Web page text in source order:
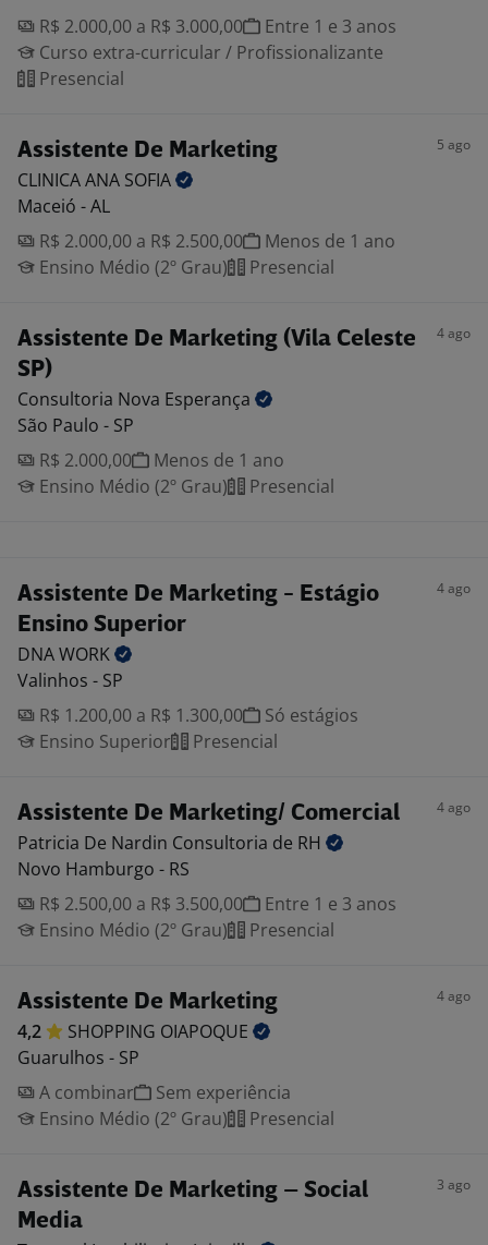
R$ 2.000,00 a R$ 3.000,00
Entre 1 e 3 anos
Curso extra-curricular / Profissionalizante
Presencial
Assistente De Marketing 5 ago
CLINICA ANA SOFIA
Maceió - AL
R$ 2.000,00 a R$ 2.500,00
Menos de 1 ano
Ensino Médio (2º Grau)
Presencial
Assistente De Marketing (Vila Celeste
SP)
4 ago
Consultoria Nova Esperança
São Paulo - SP
R$ 2.000,00
Menos de 1 ano
Ensino Médio (2º Grau)
Presencial
Assistente De Marketing - Estágio
Ensino Superior
4 ago
DNAWORK
Valinhos - SP
R$ 1.200,00 a R$ 1.300,00
Só estágios
Ensino Superior
Presencial
Assistente De Marketing/ Comercial 4 ago
Patricia De Nardin Consultoria de RH
Novo Hamburgo - RS
R$ 2.500,00 a R$ 3.500,00
Entre 1 e 3 anos
Ensino Médio (2º Grau)
Presencial
Assistente De Marketing 4 ago
4,2 SHOPPING OIAPOQUE
Guarulhos - SP
A combinar
Sem experiência
Ensino Médio (2º Grau)
Presencial
Assistente De Marketing – Social
Media
3 ago